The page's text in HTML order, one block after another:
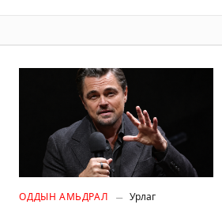
ОДДЫН АМЬДРАЛ Урлаг